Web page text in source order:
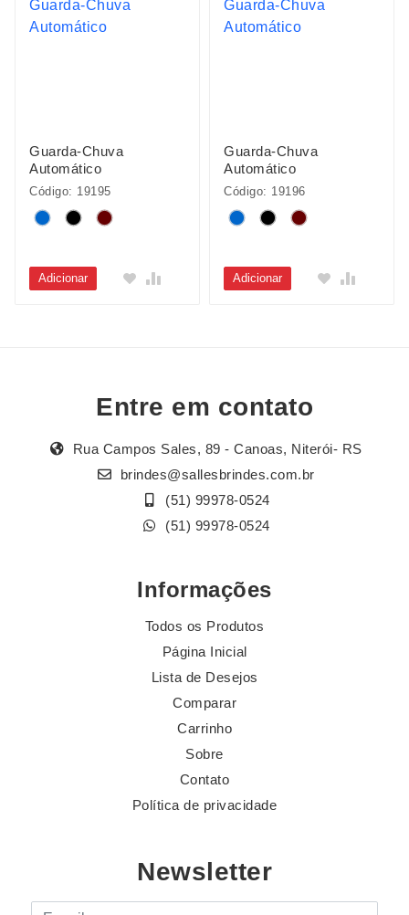
Guarda-Chuva
Automático
Código: 19195
Adicionar
Guarda-Chuva
Automático
Código: 19196
Adicionar
Entre em contato
Rua Campos Sales, 89 - Canoas, Niterói- RS
brindes@sallesbrindes.com.br
(51) 99978-0524
(51) 99978-0524
Informações
Todos os Produtos
Página Inicial
Lista de Desejos
Comparar
Carrinho
Sobre
Contato
Política de privacidade
Newsletter
E-mail